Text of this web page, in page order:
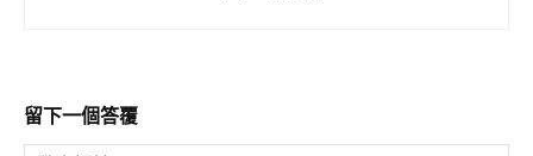
留下一個答覆